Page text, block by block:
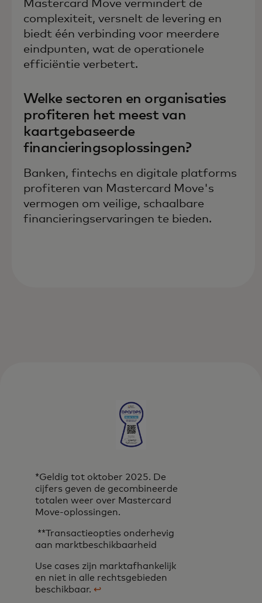
Mastercard Move vermindert de
complexiteit, versnelt de levering en
biedt één verbinding voor meerdere
eindpunten, wat de operationele
efficiëntie verbetert.
Welke sectoren en organisaties
profiteren het meest van
kaartgebaseerde
financieringsoplossingen?
Banken, fintechs en digitale platforms
profiteren van Mastercard Move's
vermogen om veilige, schaalbare
financieringservaringen te bieden.
*Geldig tot oktober 2025. De
cijfers geven de gecombineerde
totalen weer over Mastercard
Move-oplossingen.
**Transactieopties onderhevig
aan marktbeschikbaarheid
Use cases zijn marktafhankelijk
en niet in alle rechtsgebieden
beschikbaar. ↩